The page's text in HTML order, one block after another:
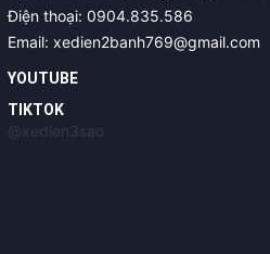
Điện thoại: 0904.835.586
Email: xedien2banh769@gmail.com
YOUTUBE
TIKTOK
@xedien3sao